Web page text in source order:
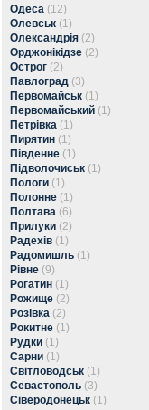
Одеса (12)
Олевськ (1)
Олександрія (2)
Орджонікідзе (2)
Острог (2)
Павлоград (3)
Первомайськ (1)
Первомайський (1)
Петрівка (1)
Пирятин (1)
Південне (1)
Підволочиськ (1)
Пологи (1)
Полонне (1)
Полтава (6)
Прилуки (2)
Радехів (1)
Радомишль (1)
Рівне (9)
Рогатин (1)
Рожище (2)
Розівка (2)
Рокитне (1)
Рудки (1)
Сарни (1)
Світловодськ (1)
Севастополь (3)
Сіверодонецьк (1)